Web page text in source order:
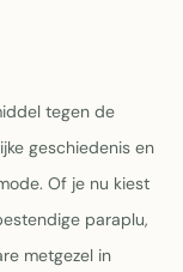
tegen de
geschiedenis en
Of je nu kiest
paraplu,
metgezel in